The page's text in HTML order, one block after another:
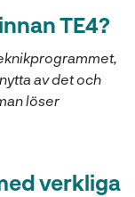
TE4?
av det och
löser
verkliga